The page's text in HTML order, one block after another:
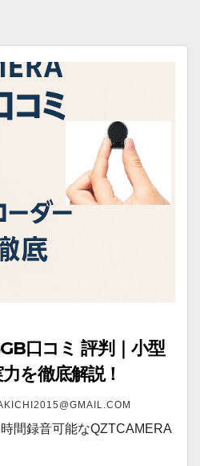
口コミ 評判｜小型
を徹底解説！
間録音可能なQZTCAMERA